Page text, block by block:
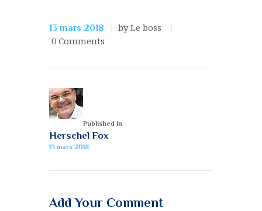
13 mars 2018
by Le boss
0 Comments
Published in
Herschel Fox
13 mars 2018
Add Your Comment